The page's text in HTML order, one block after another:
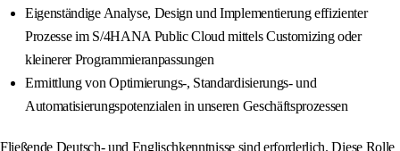
Eigenständige Analyse, Design und Implementierung effizienter
Prozesse im S/4HANA Public Cloud mittels Customizing oder
kleinerer Programmieranpassungen
Ermittlung von Optimierungs-, Standardisierungs- und
Automatisierungspotenzialen in unseren Geschäftsprozessen
Fließende Deutsch- und Englischkenntnisse sind erforderlich. Diese Rolle